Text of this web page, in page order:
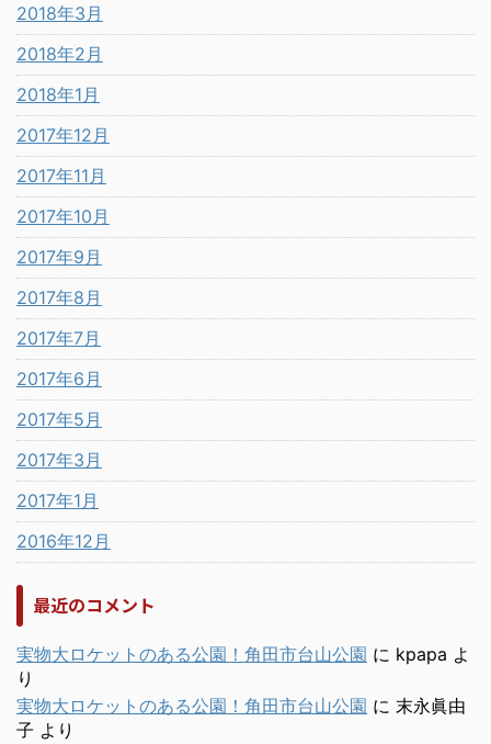
2018年3月
2018年2月
2018年1月
2017年12月
2017年11月
2017年10月
2017年9月
2017年8月
2017年7月
2017年6月
2017年5月
2017年3月
2017年1月
2016年12月
最近のコメント
実物大ロケットのある公園！角田市台山公園 に kpapa よ
り
実物大ロケットのある公園！角田市台山公園 に 末永眞由
子 より